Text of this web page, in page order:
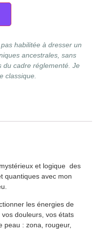
habilitée à dresser un
ancestrales, sans
du cadre réglementé. Je
classique.
et logique des
quantiques avec mon
les énergies de
vos douleurs, vos états
peau : zona, rougeur,